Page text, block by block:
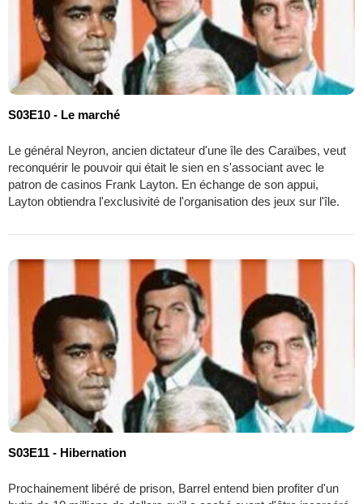
S03E10 - Le marché
Le général Neyron, ancien dictateur d'une île des Caraïbes, veut
reconquérir le pouvoir qui était le sien en s'associant avec le
patron de casinos Frank Layton. En échange de son appui,
Layton obtiendra l'exclusivité de l'organisation des jeux sur l'île.
S03E11 - Hibernation
Prochainement libéré de prison, Barrel entend bien profiter d'un